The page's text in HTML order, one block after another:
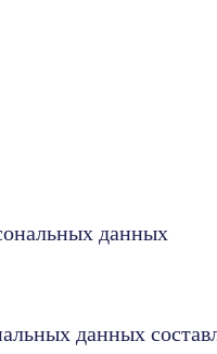
данных
данных